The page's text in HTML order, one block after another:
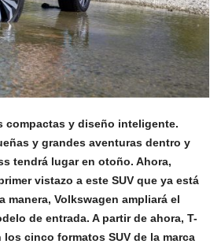
compactas y diseño inteligente.
y grandes aventuras dentro y
tendrá lugar en otoño. Ahora,
vistazo a este SUV que ya está
Volkswagen ampliará el
de entrada. A partir de ahora, T-
cinco formatos SUV de la marca